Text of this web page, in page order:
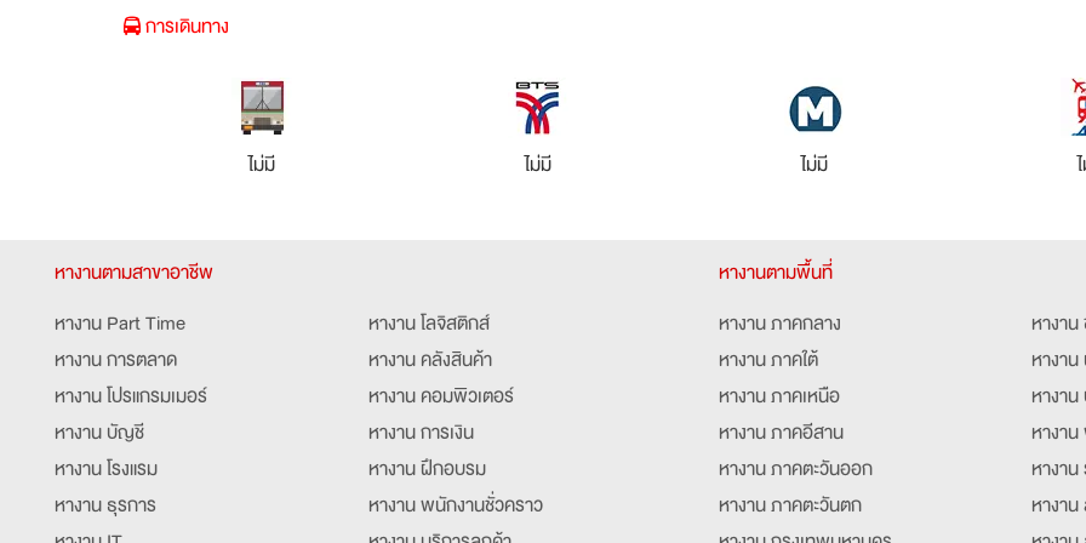
การเดินทาง
ไม่มี ไม่มี ไม่มี
หางานตามสาขาอาชีพ
หางาน Part Time
หางาน การตลาด
หางาน โปรแกรมเมอร์
หางาน บัญชี
หางาน โรงแรม
หางาน ธุรการ
หางาน โลจิสติกส์
หางาน คลังสินค้า
หางาน คอมพิวเตอร์
หางาน การเงิน
หางาน ฝึกอบรม
หางาน พนักงานชั่วคราว
หางานตามพื้นที่
หางาน ภาคกลาง
หางาน ภาคใต้
หางาน ภาคเหนือ
หางาน ภาคอีสาน
หางาน ภาคตะวันออก
หางาน ภาคตะวันตก
หางา
หางา
หางา
หางา
หางาน
หางา